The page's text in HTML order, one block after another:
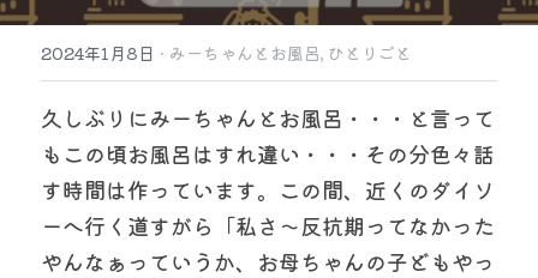
2024年1月8日 · みーちゃんとお風呂, ひとりごと
久しぶりにみーちゃんとお風呂・・・と言って
もこの頃お風呂はすれ違い・・・その分色々話
す時間は作っています。この間、近くのダイソ
ーへ行く道すがら「私さ〜反抗期ってなかった
やんなぁっていうか、お母ちゃんの子どもやっ